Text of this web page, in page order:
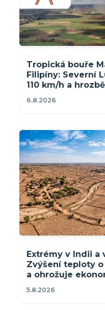
Tropická bouře
Filipíny: Severní
110 km/h a
6.8.2026
Extrémy v Indii a
Zvýšení teploty o
a ohrožuje
5.8.2026